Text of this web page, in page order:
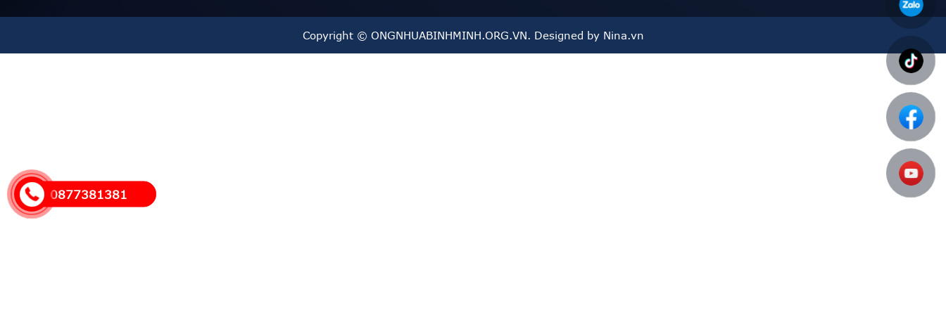
4. Ứng dụng của Ống Nhựa HDPE Trơn Sọc Xanh Đạt Hoà
: Độ bền cao, chống gãy và chịu lực tốt giúp ống nhựa HDPE Đạt Hoà phù hợp cho các hệ thống tưới tiêu tự động, bảo vệ cây trồng và đảm
bảo nguồn nước sạch.
Copyright © ONGNHUABINHMINH.ORG.VN. Designed by Nina.vn
0877381381